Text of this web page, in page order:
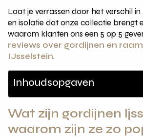
Laat je verrassen door het verschil
en isolatie dat onze collectie brengt
waarom klanten ons een 5 op 5
reviews over gordijnen en
IJsselstein.
Inhoudsopgaven
Wat zijn gordijnen
waarom zijn ze zo